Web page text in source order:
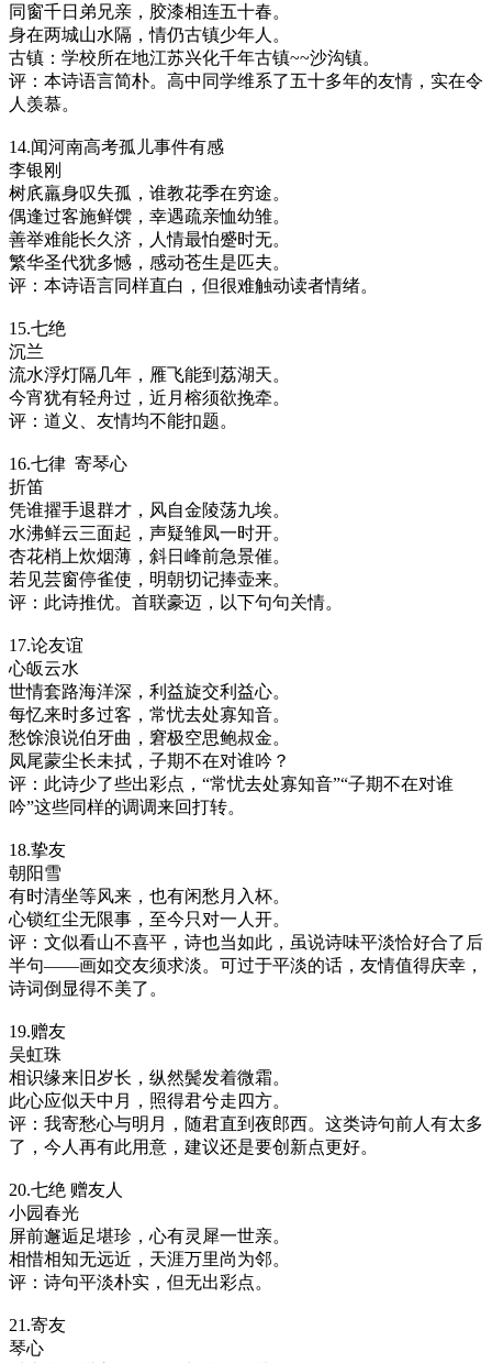
同窗千日弟兄亲，胶漆相连五十春。
身在两城山水隔，情仍古镇少年人。
古镇：学校所在地江苏兴化千年古镇~~沙沟镇。
评：本诗语言简朴。高中同学维系了五十多年的友情，实在令
人羡慕。
14.闻河南高考孤儿事件有感
李银刚
树㡳羸身叹失孤，谁教花季在穷途。
偶逢过客施鲜馔，幸遇疏亲恤幼雏。
善举难能长久济，人情最怕蹙时无。
繁华圣代犹多憾，感动苍生是匹夫。
评：本诗语言同样直白，但很难触动读者情绪。
15.七绝
沉兰
流水浮灯隔几年，雁飞能到荔湖天。
今宵犹有轻舟过，近月榕须欲挽牵。
评：道义、友情均不能扣题。
16.七律 寄琴心
折笛
凭谁擢手退群才，风自金陵荡九埃。
水沸鲜云三面起，声疑雏凤一时开。
杏花梢上炊烟薄，斜日峰前急景催。
若见芸窗停雀使，明朝切记捧壶来。
评：此诗推优。首联豪迈，以下句句关情。
17.论友谊
心皈云水
世情套路海洋深，利益旋交利益心。
每忆来时多过客，常忧去处寡知音。
愁馀浪说伯牙曲，窘极空思鲍叔金。
凤尾蒙尘长未拭，子期不在对谁吟？
评：此诗少了些出彩点，“常忧去处寡知音”“子期不在对谁
吟”这些同样的调调来回打转。
18.挚友
朝阳雪
有时清坐等风来，也有闲愁月入杯。
心锁红尘无限事，至今只对一人开。
评：文似看山不喜平，诗也当如此，虽说诗味平淡恰好合了后
半句——画如交友须求淡。可过于平淡的话，友情值得庆幸，
诗词倒显得不美了。
19.赠友
吴虹珠
相识缘来旧岁长，纵然鬓发着微霜。
此心应似天中月，照得君兮走四方。
评：我寄愁心与明月，随君直到夜郎西。这类诗句前人有太多
了，今人再有此用意，建议还是要创新点更好。
20.七绝 赠友人
小园春光
屏前邂逅足堪珍，心有灵犀一世亲。
相惜相知无远近，天涯万里尚为邻。
评：诗句平淡朴实，但无出彩点。
21.寄友
琴心